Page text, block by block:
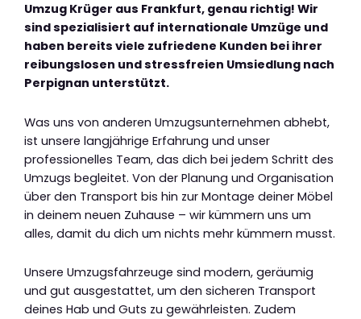
Umzug Krüger aus Frankfurt, genau richtig! Wir
sind spezialisiert auf internationale Umzüge und
haben bereits viele zufriedene Kunden bei ihrer
reibungslosen und stressfreien Umsiedlung nach
Perpignan unterstützt.
Was uns von anderen Umzugsunternehmen abhebt,
ist unsere langjährige Erfahrung und unser
professionelles Team, das dich bei jedem Schritt des
Umzugs begleitet. Von der Planung und Organisation
über den Transport bis hin zur Montage deiner Möbel
in deinem neuen Zuhause – wir kümmern uns um
alles, damit du dich um nichts mehr kümmern musst.
Unsere Umzugsfahrzeuge sind modern, geräumig
und gut ausgestattet, um den sicheren Transport
deines Hab und Guts zu gewährleisten. Zudem